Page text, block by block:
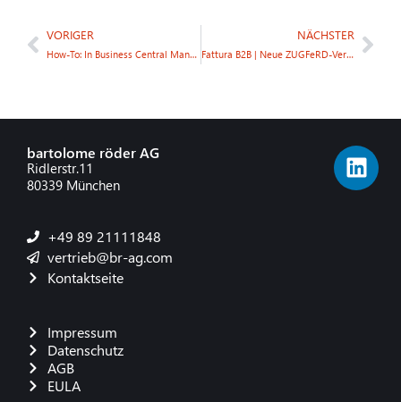
VORIGER
How-To: In Business Central Mandanten und Sprache auswählen
NÄCHSTER
Fattura B2B | Neue ZUGFeRD-Version & Erweiterung italienisches Belegformat
bartolome röder AG
Ridlerstr.11
80339 München
+49 89 21111848
vertrieb@br-ag.com
Kontaktseite
Impressum
Datenschutz
AGB
EULA